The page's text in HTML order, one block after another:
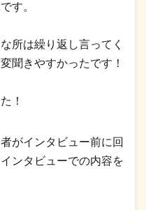
す。
所は繰り返し言ってく
聞きやすかったです！
！
がインタビュー前に回
ンタビューでの内容を